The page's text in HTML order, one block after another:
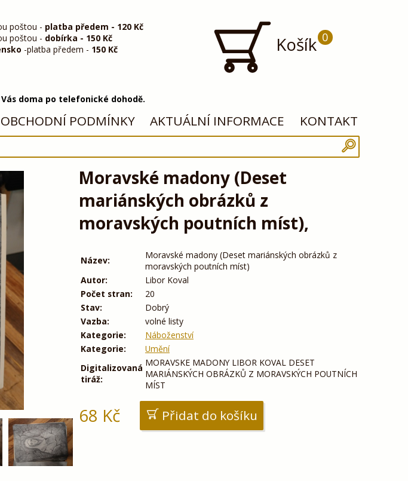
poštou - platba předem - 120 Kč
poštou - dobírka - 150 Kč
-platba předem - 150 Kč Košík 0
doma po telefonické dohodě.
OBCHODNÍ PODMÍNKY AKTUÁLNÍ INFORMACE KONTAKT
Moravské madony (Deset
mariánských obrázků z
moravských poutních míst),
Název:
Moravské madony (Deset mariánských obrázků z
moravských poutních míst)
Autor:
Libor Koval
Počet stran:
20
Stav:
Dobrý
Vazba:
volné listy
Kategorie:
Náboženství
Kategorie:
Umění
Digitalizovaná
tiráž:
MORAVSKE MADONY LIBOR KOVAL DESET
MARIÁNSKÝCH OBRÁZKŮ Z MORAVSKÝCH POUTNÍCH
MÍST
68 Kč Přidat do košíku